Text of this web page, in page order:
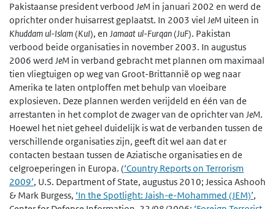
Pakistaanse president verbood JeM in januari 2002 en werd de
oprichter onder huisarrest geplaatst. In 2003 viel JeM uiteen in
Khuddam ul-Islam(KuI), en Jamaat ul-Furqan(JuF). Pakistan
verbood beide organisaties in november 2003. In augustus
2006 werd JeM in verband gebracht met plannen om maximaal
tien vliegtuigen op weg van Groot-Brittannië op weg naar
Amerika te laten ontploffen met behulp van vloeibare
explosieven. Deze plannen werden verijdeld en één van de
arrestanten in het complot de zwager van de oprichter van JeM.
Hoewel het niet geheel duidelijk is wat de verbanden tussen de
verschillende organisaties zijn, geeft dit wel aan dat er
contacten bestaan tussen de Aziatische organisaties en de
celgroeperingen in Europa. (‘Country Reports on Terrorism
2009’, U.S. Department of State, augustus 2010; Jessica Ashooh
& Mark Burgess, ‘In the Spotlight: Jaish-e-Mohammed (JEM)’,